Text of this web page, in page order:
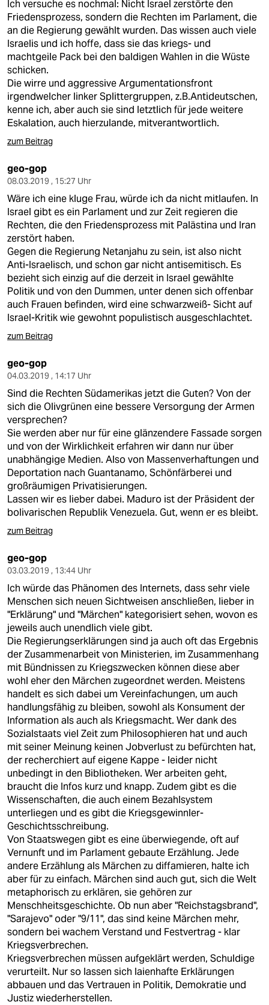
Ich versuche es nochmal: Nicht Israel zerstörte den
Friedensprozess, sondern die Rechten im Parlament, die
an die Regierung gewählt wurden. Das wissen auch viele
Israelis und ich hoffe, dass sie das kriegs- und
machtgeile Pack bei den baldigen Wahlen in die Wüste
schicken.
Die wirre und aggressive Argumentationsfront
irgendwelcher linker Splittergruppen, z.B.Antideutschen,
kenne ich, aber auch sie sind letztlich für jede weitere
Eskalation, auch hierzulande, mitverantwortlich.
zum Beitrag
geo-gop
08.03.2019 , 15:27 Uhr
Wäre ich eine kluge Frau, würde ich da nicht mitlaufen. In
Israel gibt es ein Parlament und zur Zeit regieren die
Rechten, die den Friedensprozess mit Palästina und Iran
zerstört haben.
Gegen die Regierung Netanjahu zu sein, ist also nicht
Anti-Israelisch, und schon gar nicht antisemitisch. Es
bezieht sich einzig auf die derzeit in Israel gewählte
Politik und von den Dummen, unter denen sich offenbar
auch Frauen befinden, wird eine schwarzweiß- Sicht auf
Israel-Kritik wie gewohnt populistisch ausgeschlachtet.
zum Beitrag
geo-gop
04.03.2019 , 14:17 Uhr
Sind die Rechten Südamerikas jetzt die Guten? Von der
sich die Olivgrünen eine bessere Versorgung der Armen
versprechen?
Sie werden aber nur für eine glänzendere Fassade sorgen
und von der Wirklichkeit erfahren wir dann nur über
unabhängige Medien. Also von Massenverhaftungen und
Deportation nach Guantanamo, Schönfärberei und
großräumigen Privatisierungen.
Lassen wir es lieber dabei. Maduro ist der Präsident der
bolivarischen Republik Venezuela. Gut, wenn er es bleibt.
zum Beitrag
geo-gop
03.03.2019 , 13:44 Uhr
Ich würde das Phänomen des Internets, dass sehr viele
Menschen sich neuen Sichtweisen anschließen, lieber in
"Erklärung" und "Märchen" kategorisiert sehen, wovon es
jeweils auch unendlich viele gibt.
Die Regierungserklärungen sind ja auch oft das Ergebnis
der Zusammenarbeit von Ministerien, im Zusammenhang
mit Bündnissen zu Kriegszwecken können diese aber
wohl eher den Märchen zugeordnet werden. Meistens
handelt es sich dabei um Vereinfachungen, um auch
handlungsfähig zu bleiben, sowohl als Konsument der
Information als auch als Kriegsmacht. Wer dank des
Sozialstaats viel Zeit zum Philosophieren hat und auch
mit seiner Meinung keinen Jobverlust zu befürchten hat,
der recherchiert auf eigene Kappe - leider nicht
unbedingt in den Bibliotheken. Wer arbeiten geht,
braucht die Infos kurz und knapp. Zudem gibt es die
Wissenschaften, die auch einem Bezahlsystem
unterliegen und es gibt die Kriegsgewinnler-
Geschichtsschreibung.
Von Staatswegen gibt es eine überwiegende, oft auf
Vernunft und im Parlament gebaute Erzählung. Jede
andere Erzählung als Märchen zu diffamieren, halte ich
aber für zu einfach. Märchen sind auch gut, sich die Welt
metaphorisch zu erklären, sie gehören zur
Menschheitsgeschichte. Ob nun aber "Reichstagsbrand",
"Sarajevo" oder "9/11", das sind keine Märchen mehr,
sondern bei wachem Verstand und Festvertrag - klar
Kriegsverbrechen.
Kriegsverbrechen müssen aufgeklärt werden, Schuldige
verurteilt. Nur so lassen sich laienhafte Erklärungen
abbauen und das Vertrauen in Politik, Demokratie und
Justiz wiederherstellen.